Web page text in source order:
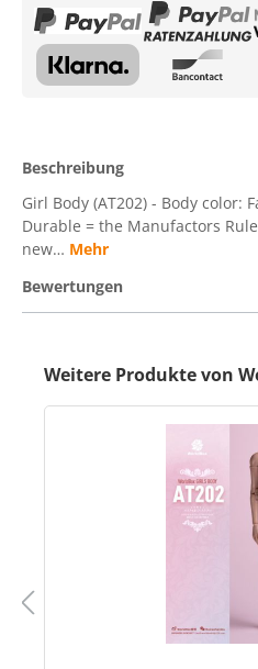
Beschreibung
Girl Body (AT202) - Body color:
Durable = the Manufactors
new… Mehr
Bewertungen
Weitere Produkte von